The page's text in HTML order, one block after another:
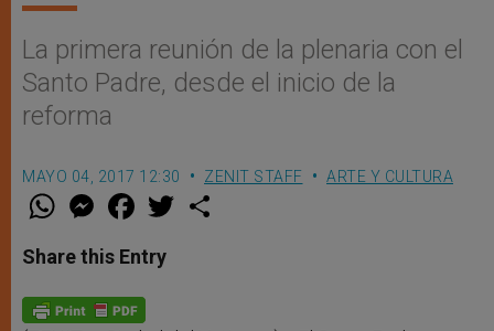
La primera reunión de la plenaria con el
Santo Padre, desde el inicio de la
reforma
MAYO 04, 2017 12:30 ZENIT STAFF ARTE Y CULTURA
W
t
s
p
p
M
e
s
e
g
e
F
a
e
b
o
k
w
Share this Entry